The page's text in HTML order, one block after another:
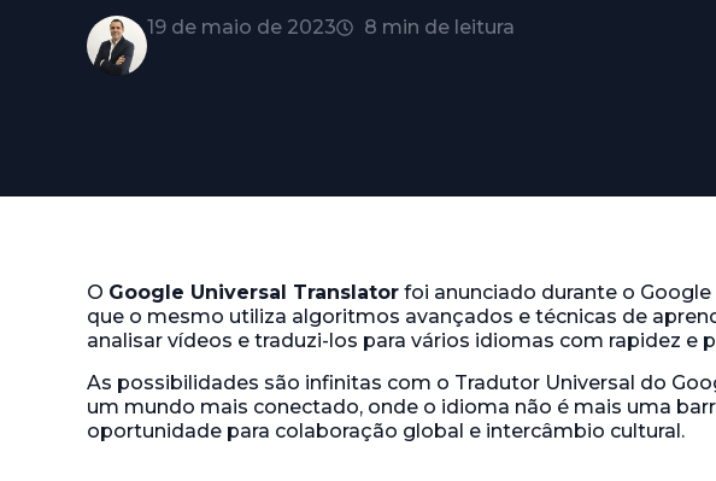
19 de maio de 2023 8 min de leitura
O Google Universal Translator foi anunciado durante o
que o mesmo utiliza algoritmos avançados e técnicas de
analisar vídeos e traduzi-los para vários idiomas com rapidez e
As possibilidades são infinitas com o Tradutor Universal do
um mundo mais conectado, onde o idioma não é mais uma
oportunidade para colaboração global e intercâmbio cultural.